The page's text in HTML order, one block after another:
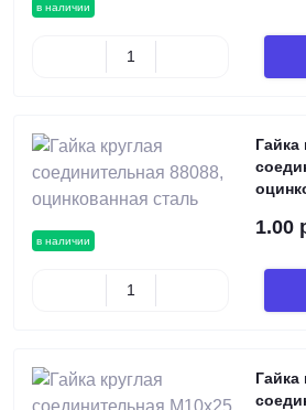
в наличии
в наличии
Гайка
1.00
Гайка